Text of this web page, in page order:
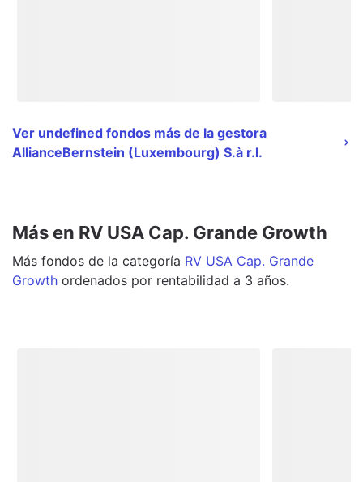
Ver undefined fondos más de la gestora
AllianceBernstein (Luxembourg) S.à r.l.
Más en RV USA Cap. Grande Growth
Más fondos de la categoría RV USA Cap. Grande
Growth ordenados por rentabilidad a 3 años.